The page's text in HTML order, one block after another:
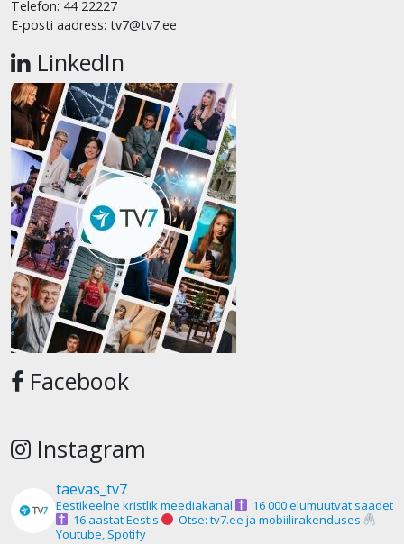
Telefon: 44 22227
E-posti aadress: tv7@tv7.ee
LinkedIn
Facebook
Instagram
taevas_tv7
Eestikeelne kristlik meediakanal
16 000 elumuutvat saadet
16 aastat Eestis
Otse: tv7.ee ja mobiilirakenduses
Youtube, Spotify